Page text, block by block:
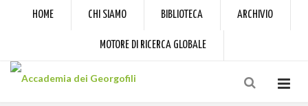
HOME CHI SIAMO BIBLIOTECA ARCHIVIO
MOTORE DI RICERCA GLOBALE